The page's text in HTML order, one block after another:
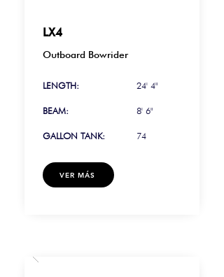
LX4
Outboard Bowrider
LENGTH:
BEAM:
GALLON TANK:
24' 4"
8' 6"
74
VER MÁS